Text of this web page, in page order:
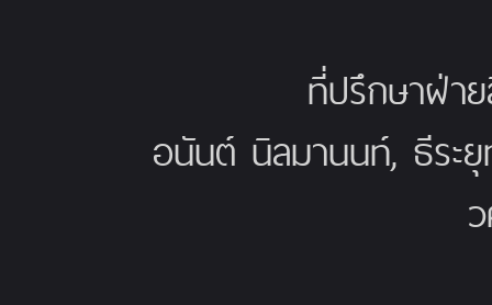
ที่ปรึกษาฝ่า
อนันต์ นิลมานนท์, ธีร